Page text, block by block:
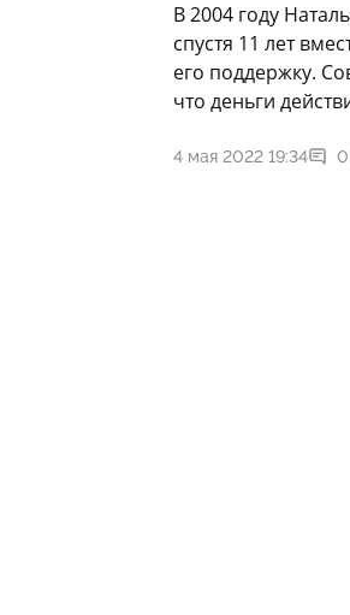
В 2004 году
спустя 11 лет
его поддержку.
что деньги
4 мая 2022 19:34 0